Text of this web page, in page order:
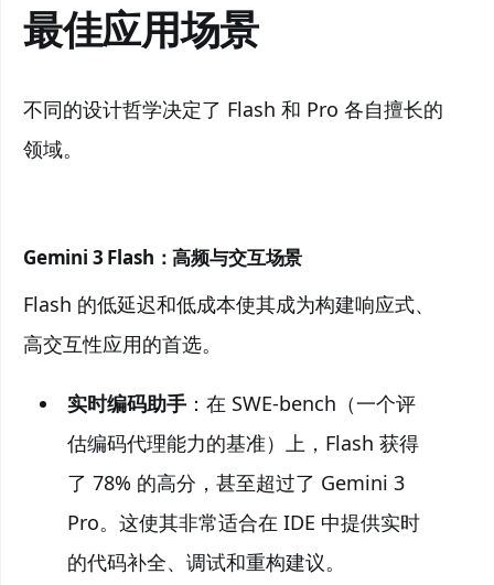
最佳应用场景
不同的设计哲学决定了 Flash 和 Pro 各自擅长的
领域。
Gemini 3 Flash：高频与交互场景
Flash 的低延迟和低成本使其成为构建响应式、
高交互性应用的首选。
实时编码助手：在 SWE-bench（一个评
估编码代理能力的基准）上，Flash 获得
了 78% 的高分，甚至超过了 Gemini 3
Pro。这使其非常适合在 IDE 中提供实时
的代码补全、调试和重构建议。